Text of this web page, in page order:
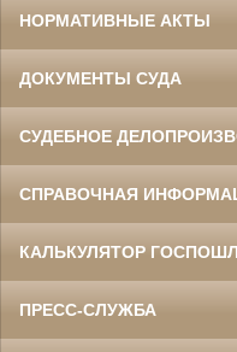
НОРМАТИВНЫЕ АКТЫ
ДОКУМЕНТЫ СУДА
СУДЕБНОЕ
СПРАВОЧНАЯ
КАЛЬКУЛЯТОР
ПРЕСС-СЛУЖБА